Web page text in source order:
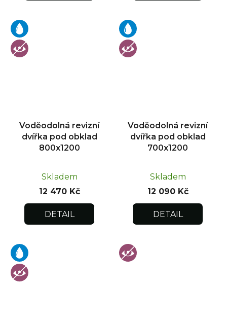
Voděodolná revizní
dvířka pod obklad
800x1200
Skladem
12 470 Kč
DETAIL
Voděodolná revizní
dvířka pod obklad
700x1200
Skladem
12 090 Kč
DETAIL